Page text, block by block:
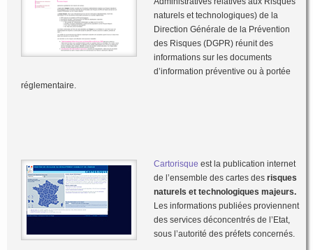
naturels et technologiques) de la
Direction Générale de la Prévention
des Risques (DGPR) réunit des
informations sur les documents
d’information préventive ou à portée
réglementaire.
Cartorisque est la publication internet
de l’ensemble des cartes des risques
naturels et technologiques majeurs.
Les informations publiées proviennent
des services déconcentrés de l’Etat,
sous l’autorité des préfets concernés.